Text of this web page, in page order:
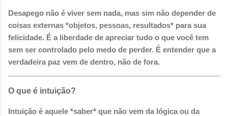
Desapego não é viver sem nada, mas sim não depender de
coisas externas *objetos, pessoas, resultados* para sua
felicidade. É a liberdade de apreciar tudo o que você tem
sem ser controlado pelo medo de perder. É entender que a
verdadeira paz vem de dentro, não de fora.
O que é intuição?
Intuição é aquele *saber* que não vem da lógica ou da